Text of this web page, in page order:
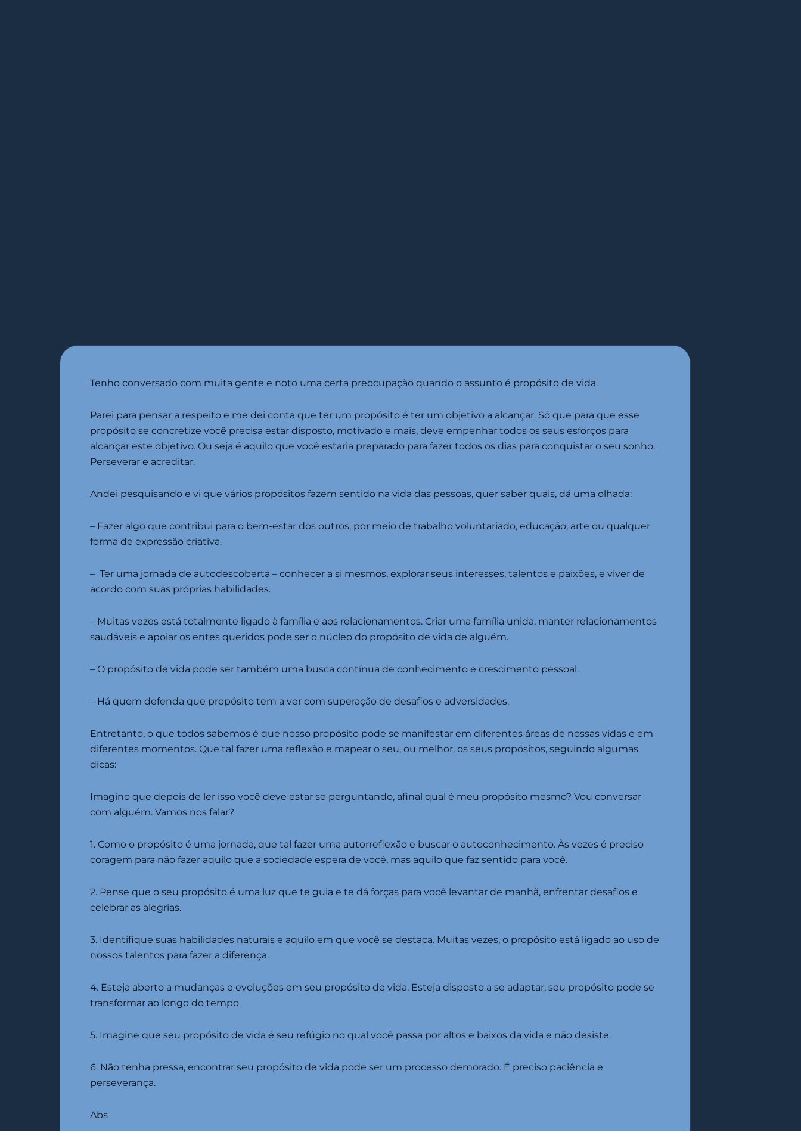
Tenho conversado com muita gente e noto uma certa preocupação quando o assunto é propósito de vida.
Parei para pensar a respeito e me dei conta que ter um propósito é ter um objetivo a alcançar. Só que para que esse
propósito se concretize você precisa estar disposto, motivado e mais, deve empenhar todos os seus esforços para
alcançar este objetivo. Ou seja é aquilo que você estaria preparado para fazer todos os dias para conquistar o seu sonho.
Perseverar e acreditar.
Andei pesquisando e vi que vários propósitos fazem sentido na vida das pessoas, quer saber quais, dá uma olhada:
– Fazer algo que contribui para o bem-estar dos outros, por meio de trabalho voluntariado, educação, arte ou qualquer
forma de expressão criativa.
– Ter uma jornada de autodescoberta – conhecer a si mesmos, explorar seus interesses, talentos e paixões, e viver de
acordo com suas próprias habilidades.
– Muitas vezes está totalmente ligado à família e aos relacionamentos. Criar uma família unida, manter relacionamentos
saudáveis ​​e apoiar os entes queridos pode ser o núcleo do propósito de vida de alguém.
– O propósito de vida pode ser também uma busca contínua de conhecimento e crescimento pessoal.
– Há quem defenda que propósito tem a ver com superação de desafios e adversidades.
Entretanto, o que todos sabemos é que nosso propósito pode se manifestar em diferentes áreas de nossas vidas e em
diferentes momentos. Que tal fazer uma reflexão e mapear o seu, ou melhor, os seus propósitos, seguindo algumas
dicas:
Imagino que depois de ler isso você deve estar se perguntando, afinal qual é meu propósito mesmo? Vou conversar
com alguém. Vamos nos falar?
1. Como o propósito é uma jornada, que tal fazer uma autorreflexão e buscar o autoconhecimento. Às vezes é preciso
coragem para não fazer aquilo que a sociedade espera de você, mas aquilo que faz sentido para você.
2. Pense que o seu propósito é uma luz que te guia e te dá forças para você levantar de manhã, enfrentar desafios e
celebrar as alegrias.
3. Identifique suas habilidades naturais e aquilo em que você se destaca. Muitas vezes, o propósito está ligado ao uso de
nossos talentos para fazer a diferença.
4. Esteja aberto a mudanças e evoluções em seu propósito de vida. Esteja disposto a se adaptar, seu propósito pode se
transformar ao longo do tempo.
5. Imagine que seu propósito de vida é seu refúgio no qual você passa por altos e baixos da vida e não desiste.
6. Não tenha pressa, encontrar seu propósito de vida pode ser um processo demorado. É preciso paciência e
perseverança.
Abs